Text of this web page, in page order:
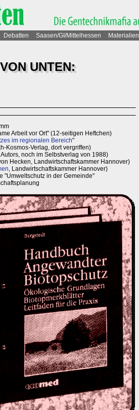
Debatten Saasen/GI/Mittelhessen Materialien
UNTEN:
Arbeit vor Ort" (12-seitigen Heftchen)
im regionalen Bereich"
Kosmos-Verlag, dort vergriffen)
noch im Selbstverlag von 1988)
Hecken, Landwirtschaftskammer Hannover)
, Landwirtschaftskammer Hannover)
"Umweltschutz in der Gemeinde"